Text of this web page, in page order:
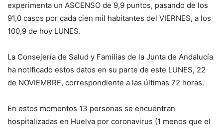
experimenta un ASCENSO de 9,9 puntos, pasando de los
91,0 casos por cada cien mil habitantes del VIERNES, a los
100,9 de hoy LUNES.
La Consejería de Salud y Familias de la Junta de Andalucía
ha notificado estos datos en su parte de este LUNES, 22
de NOVIEMBRE, correspondiente a las últimas 72 horas.
En estos momentos 13 personas se encuentran
hospitalizadas en Huelva por coronavirus (1 menos que el